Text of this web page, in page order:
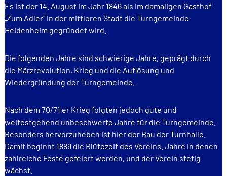
Es ist der 14. August im Jahr 1846 als im damaligen Gasthof
„Zum Adler“ in der mittleren Stadt die Turngemeinde
Heidenheim gegründet wird.
Die folgenden Jahre sind schwierige Jahre, geprägt durch
die Märzrevolution, Krieg und die Auflösung und
Wiedergründung der Turngemeinde.
Nach dem 70/71 er Krieg folgten jedoch gute und
weitestgehend unbeschwerte Jahre für die Turngemeinde.
Besonders hervorzuheben ist hier der Bau der Turnhalle.
Damit beginnt 1889 die Blütezeit des Vereins. Jahre in denen
zahlreiche Feste gefeiert werden, und der Verein stetig
wächst.